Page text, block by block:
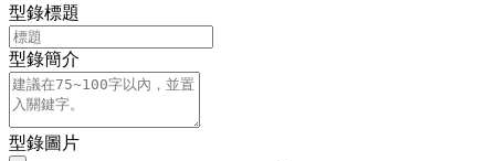
型錄標題
型錄簡介
型錄圖片